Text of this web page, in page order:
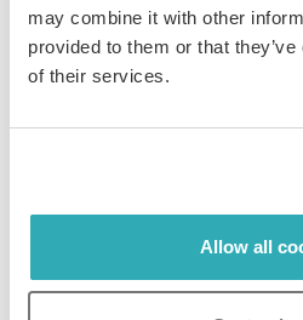
may combine it with other
provided to them or that
of their services.
Allow all
Flipbooks son fáciles de
Los flipbooks reducen
marketing y publicidad. Con
momento. Los flipbooks son la
instantáneamente tu flipbook
simple en las redes sociales o
No se necesita tiempo de